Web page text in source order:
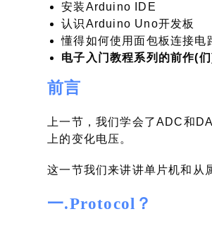
安装Arduino IDE
认识Arduino Uno开发板
懂得如何使用面包板连接电
电子入门教程系列的前作(
前言
上一节，我们学会了ADC和
上的变化电压。
这一节我们来讲讲单片机和从
一.Protocol？